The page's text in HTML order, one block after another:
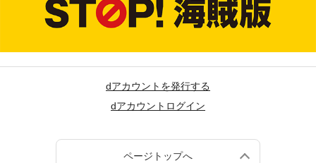
dアカウントを発行する
dアカウントログイン
ページトップへ